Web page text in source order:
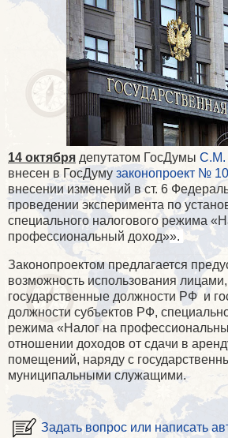
14 октября депутатом ГосДумы С.М.
внесен в ГосДуму законопроект №
внесении изменений в ст. 6
проведении эксперимента по
специального налогового режима
профессиональный доход»».
Законопроектом предлагается
возможность использования
государственные должности РФ и
должности субъектов РФ,
режима «Налог на
отношении доходов от сдачи в
помещений, наряду с
муниципальными служащими.
Задать вопрос или написать